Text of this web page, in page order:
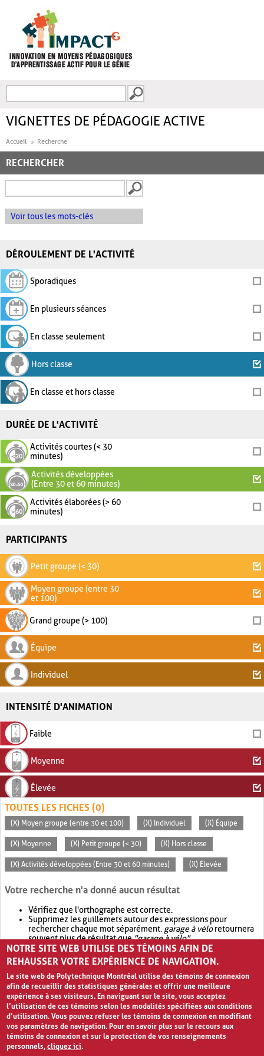
FORMULAIRE DE
VIGNETTES DE PÉDAGOGIE ACTIVE
Accueil Recherche
RECHERCHER
Voir tous les mots-clés
DÉROULEMENT DE L'ACTIVITÉ
Sporadiques
En plusieurs séances
En classe seulement
Hors classe
En classe et hors classe
DURÉE DE L'ACTIVITÉ
Activités courtes (< 30
minutes)
Activités développées
(Entre 30 et 60 minutes)
Activités élaborées (> 60
minutes)
PARTICIPANTS
Petit groupe (< 30)
Moyen groupe (entre 30
et 100)
Grand groupe (> 100)
Équipe
Individuel
INTENSITÉ D'ANIMATION
Faible
Moyenne
Élevée
TOUTES LES FICHES (0)
(X) Moyen groupe (entre 30 et 100) (X) Individuel (X) Équipe
(X) Moyenne (X) Petit groupe (< 30) (X) Hors classe
(X) Activités développées (Entre 30 et 60 minutes) (X) Élevée
Votre recherche n'a donné aucun résultat
Vérifiez que l'orthographe est correcte.
Supprimez les guillemets autour des expressions pour
rechercher chaque mot séparément. garage à véloretournera
souvent plus de résultat que"garage à vélo".
Envisagez d'élargir votre recherche avec OR.garage OR vélo
retournera souvent plus de résultat quegarage à vélo
NOTRE SITE WEB UTILISE DES TÉMOINS AFIN DE
REHAUSSER VOTRE EXPÉRIENCE DE NAVIGATION.
Le site web de Polytechnique Montréal utilise des témoins de connexion
afin de recueillir des statistiques générales et offrir une meilleure
expérience à ses visiteurs. En naviguant sur le site, vous acceptez
l’utilisation de ces témoins selon les modalités spécifiées aux conditions
d’utilisation. Vous pouvez refuser les témoins de connexion en modifiant
vos paramètres de navigation. Pour en savoir plus sur le recours aux
témoins de connexion et sur la protection de vos renseignements
personnels,cliquez ici.